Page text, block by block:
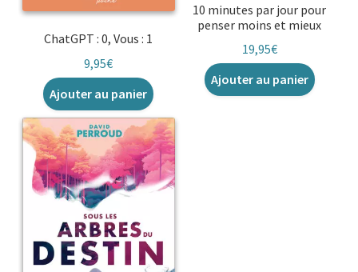
ChatGPT : 0, Vous : 1
9,95€
Ajouter au panier
10 minutes par jour pour
penser moins et mieux
19,95€
Ajouter au panier